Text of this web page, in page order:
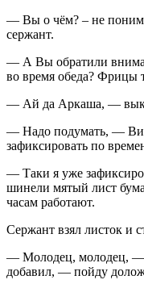
— Вы о чём? – не
сержант.
— А Вы обратили
во время обеда? Фрицы
— Ай да Аркаша, —
— Надо подумать, —
зафиксировать по
— Таки я уже
шинели мятый лист
часам работают.
Сержант взял листок и
— Молодец, молодец, —
добавил, — пойду